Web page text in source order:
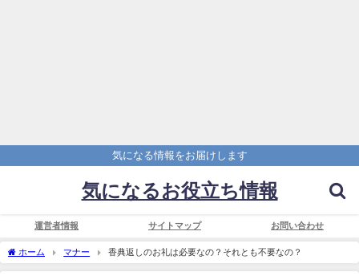
気になる情報をお届けします
気になるお役立ち情報
運営者情報 サイトマップ お問い合わせ
ホーム マナー 香典返しのお礼は必要なの？それとも不要なの？